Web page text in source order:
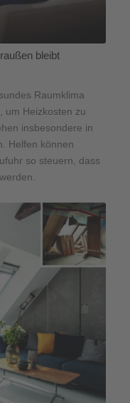
bleibt
Raumklima
um Heizkosten zu
insbesondere in
Helfen können
so steuern, dass